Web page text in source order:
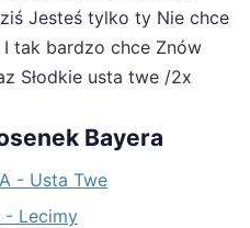
Jesteś tylko ty Nie chce
I tak bardzo chce Znów
Słodkie usta twe /2x
Bayera
- Usta Twe
- Lecimy